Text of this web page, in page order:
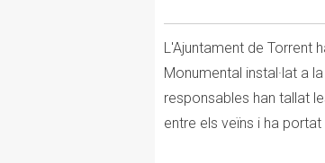
L'Ajuntament de Torrent
Monumental instal·lat a
responsables han tallat
entre els veïns i ha